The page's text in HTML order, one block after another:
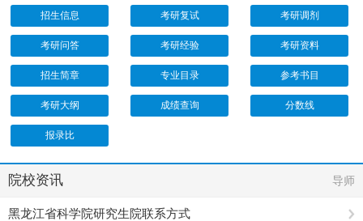
招生信息 考研复试 考研调剂
考研问答 考研经验 考研资料
招生简章 专业目录 参考书目
考研大纲 成绩查询 分数线
报录比
院校资讯 导师
黑龙江省科学院研究生院联系方式